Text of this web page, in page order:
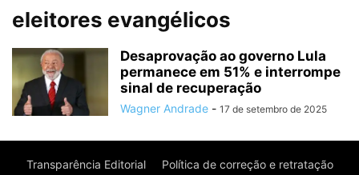
eleitores evangélicos
Desaprovação ao governo Lula
permanece em 51% e interrompe
sinal de recuperação
Wagner Andrade - 17 de setembro de 2025
Transparência Editorial Política de correção e retratação